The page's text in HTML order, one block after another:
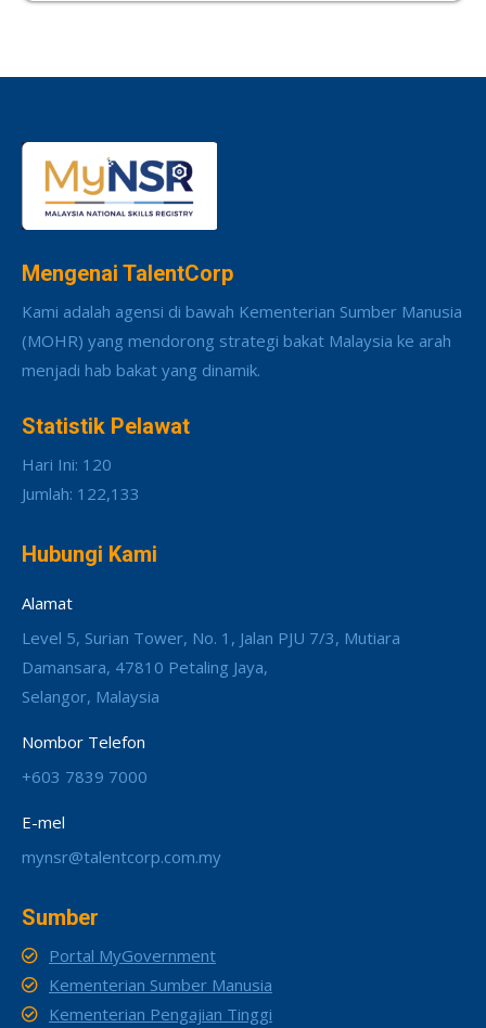
Mengenai TalentCorp
Kami adalah agensi di bawah Kementerian Sumber Manusia
(MOHR) yang mendorong strategi bakat Malaysia ke arah
menjadi hab bakat yang dinamik.
Statistik Pelawat
Hari Ini: 120
Jumlah: 122,133
Hubungi Kami
Alamat
Level 5, Surian Tower, No. 1, Jalan PJU 7/3, Mutiara
Damansara, 47810 Petaling Jaya,
Selangor, Malaysia
Nombor Telefon
+603 7839 7000
E-mel
mynsr@talentcorp.com.my
Sumber
Portal MyGovernment
Kementerian Sumber Manusia
Kementerian Pengajian Tinggi